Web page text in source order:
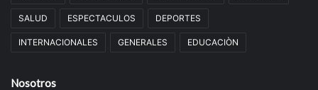
SALUD ESPECTACULOS DEPORTES
INTERNACIONALES GENERALES EDUCACIÒN
Nosotros